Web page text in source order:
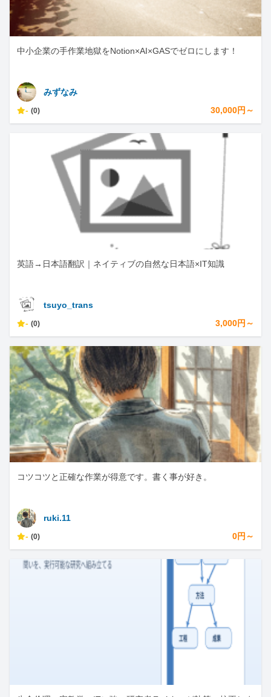
中小企業の手作業地獄をNotion×AI×GASでゼロにします！
みずなみ
- (0) 30,000円～
英語→日本語翻訳｜ネイティブの自然な日本語×IT知識
tsuyo_trans
- (0) 3,000円～
コツコツと正確な作業が得意です。書く事が好き。
ruki.11
- (0) 0円～